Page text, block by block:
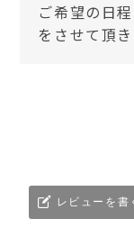
ご希望の日
をさせて頂き
レビューを書